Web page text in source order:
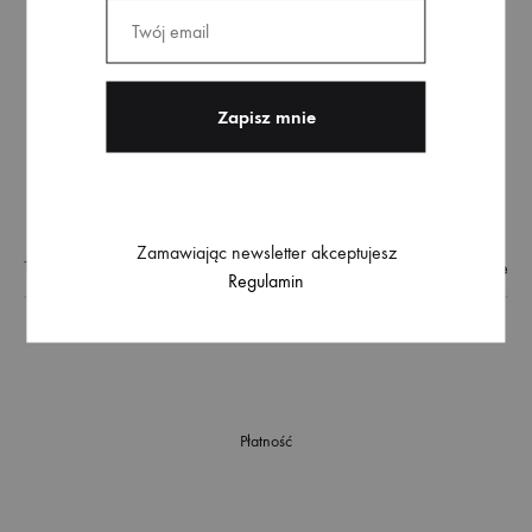
Zamów newsletter
Bądź na bieżąco z nowościami i promocjami. Zamawiając
Płatność
Zamawiając newsletter akceptujesz
Regulamin